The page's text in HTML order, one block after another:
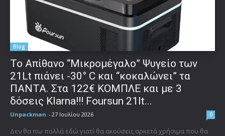
Blog
Το Απίθανο “Μικρομέγαλο” Ψυγείο των
21Lt πιάνει -30° C και “κοκαλώνει” τα
ΠΑΝΤΑ. Στα 122€ ΚΟΜΠΛΕ και με 3
δόσεις Klarna!!! Foursun 21lt...
Unpackman - 27 Ιουλίου 2026 0
Δεν θα πω πολλά εδώ γιατί θα ακούσεις αρκετά χρήσιμα που θα